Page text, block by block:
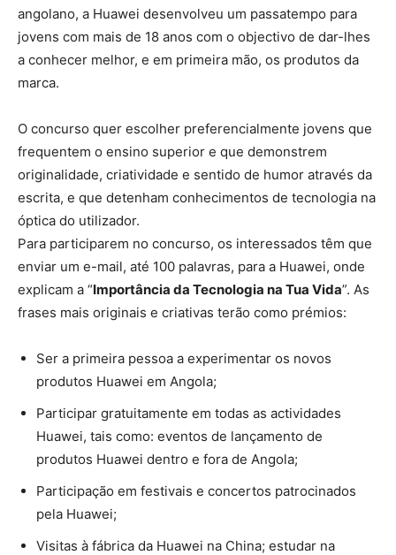
angolano, a Huawei desenvolveu um passatempo para
jovens com mais de 18 anos com o objectivo de dar-lhes
a conhecer melhor, e em primeira mão, os produtos da
marca.
O concurso quer escolher preferencialmente jovens que
frequentem o ensino superior e que demonstrem
originalidade, criatividade e sentido de humor através da
escrita, e que detenham conhecimentos de tecnologia na
óptica do utilizador.
Para participarem no concurso, os interessados têm que
enviar um e-mail, até 100 palavras, para a Huawei, onde
explicam a “Importância da Tecnologia na Tua Vida”. As
frases mais originais e criativas terão como prémios:
Ser a primeira pessoa a experimentar os novos
produtos Huawei em Angola;
Participar gratuitamente em todas as actividades
Huawei, tais como: eventos de lançamento de
produtos Huawei dentro e fora de Angola;
Participação em festivais e concertos patrocinados
pela Huawei;
Visitas à fábrica da Huawei na China; estudar na